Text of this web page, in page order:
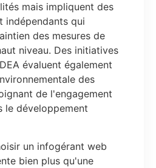
mais impliquent des
indépendants qui
des mesures de
niveau. Des initiatives
évaluent également
des
de l'engagement
le développement
un infogérant web
bien plus qu'une